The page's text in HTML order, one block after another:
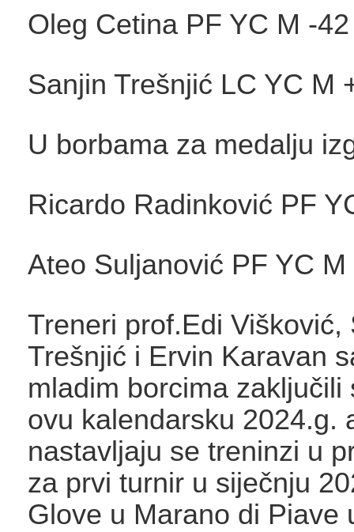
Oleg Cetina PF YC M -
Sanjin Trešnjić LC YC M
U borbama za medalju
Ricardo Radinković PF
Ateo Suljanović PF YC
Treneri prof.Edi Višković,
Trešnjić i Ervin Karavan
mladim borcima zaključili
ovu kalendarsku 2024.g.
nastavljaju se treninzi u
za prvi turnir u siječnju
Glove u Marano di Piave